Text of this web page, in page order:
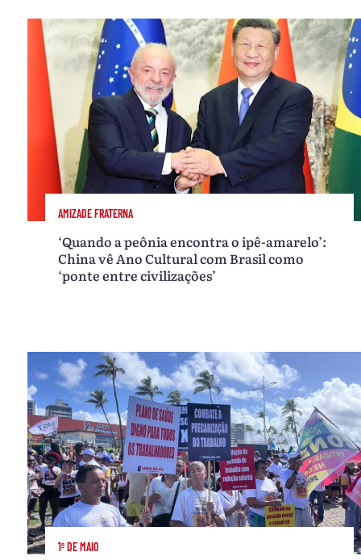
AMIZADE FRATERNA
‘Quando a peônia encontra o ipê-amarelo’:
China vê Ano Cultural com Brasil como
‘ponte entre civilizações’
1º DE MAIO